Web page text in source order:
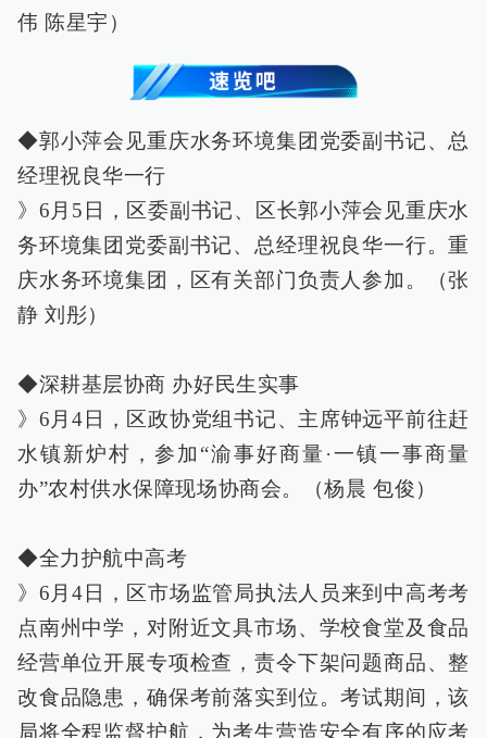
伟 陈星宇）
◆郭小萍会见重庆水务环境集团党委副书记、总
经理祝良华一行
》6月5日，区委副书记、区长郭小萍会见重庆水
务环境集团党委副书记、总经理祝良华一行。重
庆水务环境集团，区有关部门负责人参加。（张
静 刘彤）
◆深耕基层协商 办好民生实事
》6月4日，区政协党组书记、主席钟远平前往赶
水镇新炉村，参加“渝事好商量·一镇一事商量
办”农村供水保障现场协商会。（杨晨 包俊）
◆全力护航中高考
》6月4日，区市场监管局执法人员来到中高考考
点南州中学，对附近文具市场、学校食堂及食品
经营单位开展专项检查，责令下架问题商品、整
改食品隐患，确保考前落实到位。考试期间，该
局将全程监督护航，为考生营造安全有序的应考